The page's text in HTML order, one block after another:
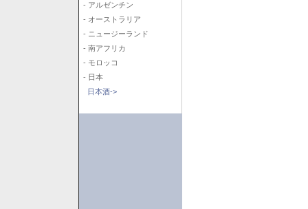
- アルゼンチン
- オーストラリア
- ニュージーランド
- 南アフリカ
- モロッコ
- 日本
日本酒->